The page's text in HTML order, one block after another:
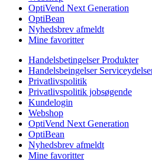
OptiVend Next Generation
OptiBean
Nyhedsbrev afmeldt
Mine favoritter
Handelsbetingelser Produkter
Handelsbeingelser
Privatlivspolitik
Privatlivspolitik jobsøgende
Kundelogin
Webshop
OptiVend Next Generation
OptiBean
Nyhedsbrev afmeldt
Mine favoritter